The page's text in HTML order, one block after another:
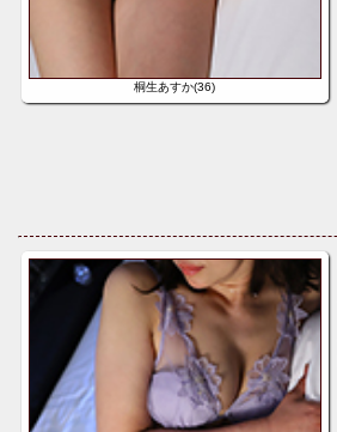
桐生あすか(36)